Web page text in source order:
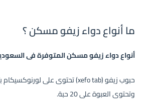
ما أنواع دواء زيفو مسكن ؟
أنواع دواء زيفو مسكن المتوفرة فى
وتحتوى العبوة على 20 حبة.